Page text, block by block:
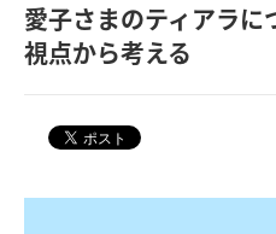
愛子さまのティアラに
視点から考える